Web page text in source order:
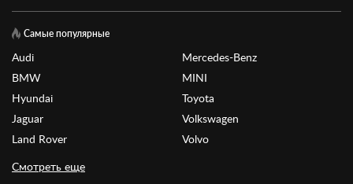
Самые популярные
Audi
BMW
Hyundai
Jaguar
Land Rover
Mercedes-Benz
MINI
Toyota
Volkswagen
Volvo
Смотреть еще